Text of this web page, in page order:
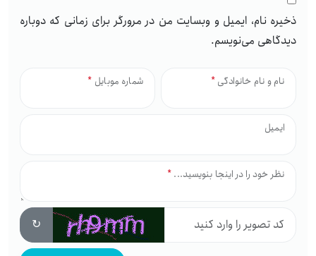
نظر خود را در اینجا بنویسید...*
نام و نام خانوادگی* شماره موبایل *
ایمیل
ذخیره نام، ایمیل و وبسایت من در مرورگر برای زمانی که دوباره
دیدگاهی می‌نویسم.
↻